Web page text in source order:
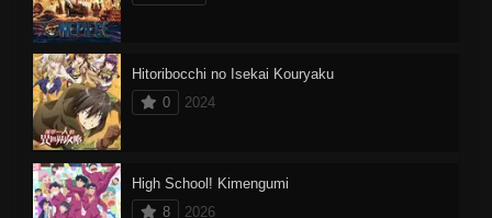
Hitoribocchi no Isekai Kouryaku
0
2024
High School! Kimengumi
8
2026